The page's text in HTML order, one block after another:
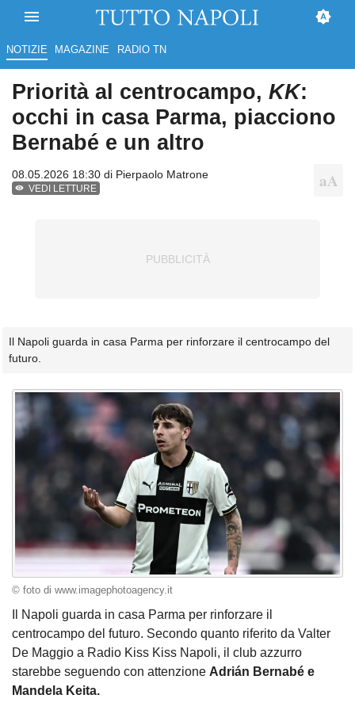
NOTIZIE MAGAZINE RADIO TN
Priorità al centrocampo, KK:
occhi in casa Parma, piacciono
Bernabé e un altro
08.05.2026 18:30 di Pierpaolo Matrone
VEDI LETTURE
Il Napoli guarda in casa Parma per rinforzare il centrocampo del
futuro.
© foto di www.imagephotoagency.it
Il Napoli guarda in casa Parma per rinforzare il
centrocampo del futuro. Secondo quanto riferito da Valter
De Maggio a Radio Kiss Kiss Napoli, il club azzurro
starebbe seguendo con attenzione Adrián Bernabé e
Mandela Keita.